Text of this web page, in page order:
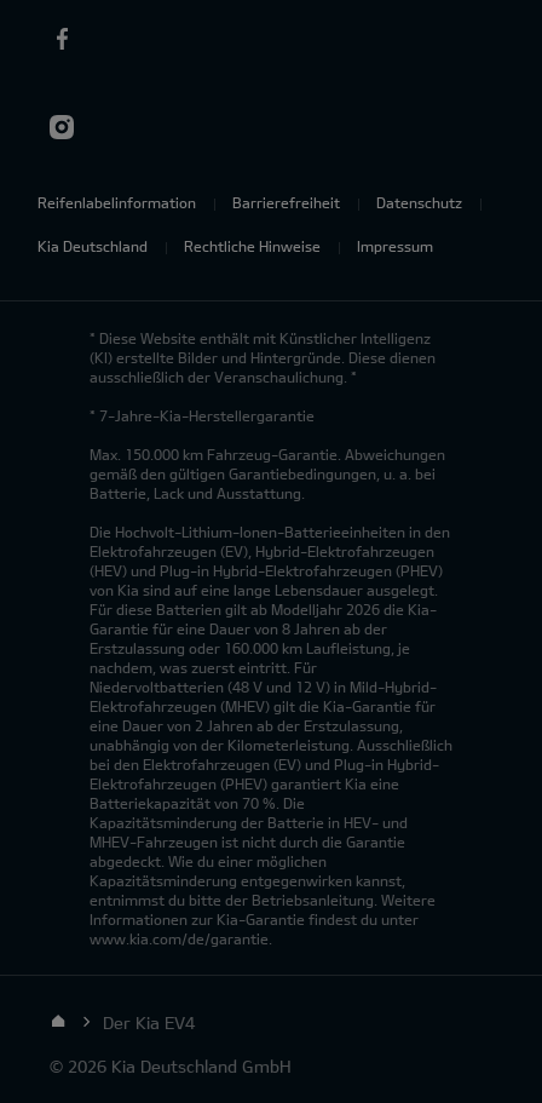
Reifenlabelinformation Barrierefreiheit Datenschutz
Kia Deutschland Rechtliche Hinweise Impressum
* Diese Website enthält mit Künstlicher Intelligenz
(KI) erstellte Bilder und Hintergründe. Diese dienen
ausschließlich der Veranschaulichung. *
* 7-Jahre-Kia-Herstellergarantie
Max. 150.000 km Fahrzeug-Garantie. Abweichungen
gemäß den gültigen Garantiebedingungen, u. a. bei
Batterie, Lack und Ausstattung.
Die Hochvolt-Lithium-Ionen-Batterieeinheiten in den
Elektrofahrzeugen (EV), Hybrid-Elektrofahrzeugen
(HEV) und Plug-in Hybrid-Elektrofahrzeugen (PHEV)
von Kia sind auf eine lange Lebensdauer ausgelegt.
Für diese Batterien gilt ab Modelljahr 2026 die Kia-
Garantie für eine Dauer von 8 Jahren ab der
Erstzulassung oder 160.000 km Laufleistung, je
nachdem, was zuerst eintritt. Für
Niedervoltbatterien (48 V und 12 V) in Mild-Hybrid-
Elektrofahrzeugen (MHEV) gilt die Kia-Garantie für
eine Dauer von 2 Jahren ab der Erstzulassung,
unabhängig von der Kilometerleistung. Ausschließlich
bei den Elektrofahrzeugen (EV) und Plug-in Hybrid-
Elektrofahrzeugen (PHEV) garantiert Kia eine
Batteriekapazität von 70 %. Die
Kapazitätsminderung der Batterie in HEV- und
MHEV-Fahrzeugen ist nicht durch die Garantie
abgedeckt. Wie du einer möglichen
Kapazitätsminderung entgegenwirken kannst,
entnimmst du bitte der Betriebsanleitung. Weitere
Informationen zur Kia-Garantie findest du unter
www.kia.com/de/garantie.
Der Kia EV4
© 2026 Kia Deutschland GmbH